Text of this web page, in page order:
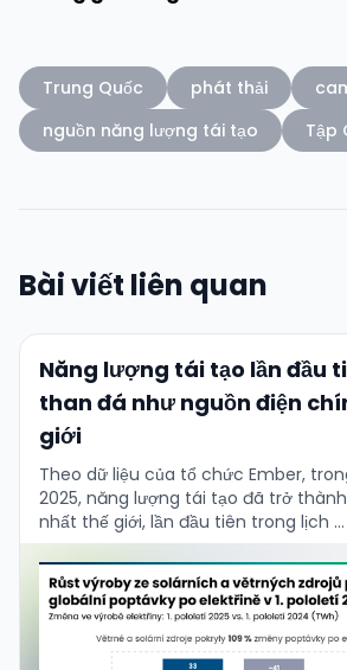
Trung Quốc phát thải
nguồn năng lượng tái tạo
Tập
Bài viết liên quan
Năng lượng tái tạo lần đầu
than đá như nguồn điện
giới
Theo dữ liệu của tổ chức Ember,
2025, năng lượng tái tạo đã trở
nhất thế giới, lần đầu tiên trong lịch …